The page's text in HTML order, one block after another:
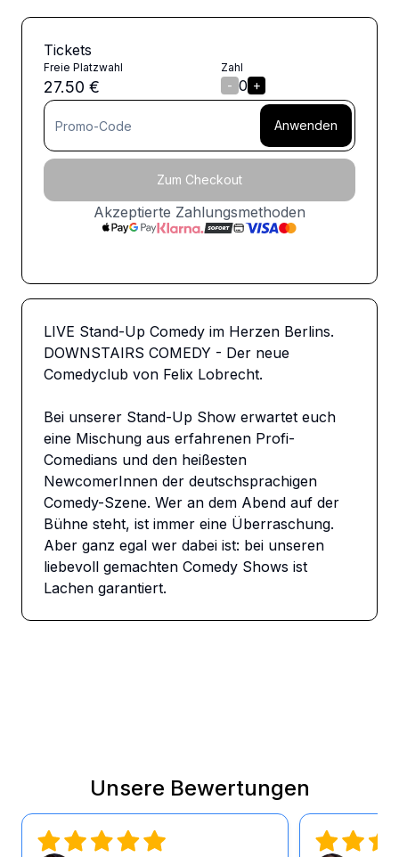
Tickets
Freie Platzwahl
27.50 €
Zahl
- 0 +
Anwenden
Zum Checkout
Akzeptierte Zahlungsmethoden
LIVE Stand-Up Comedy im Herzen Berlins.
DOWNSTAIRS COMEDY - Der neue
Comedyclub von Felix Lobrecht.
Bei unserer Stand-Up Show erwartet euch
eine Mischung aus erfahrenen Profi-
Comedians und den heißesten
NewcomerInnen der deutschsprachigen
Comedy-Szene. Wer an dem Abend auf der
Bühne steht, ist immer eine Überraschung.
Aber ganz egal wer dabei ist: bei unseren
liebevoll gemachten Comedy Shows ist
Lachen garantiert.
Unsere Bewertungen